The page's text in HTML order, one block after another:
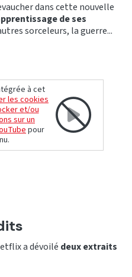
dans cette nouvelle
de ses
sorceleurs, la guerre...
à cet
les cookies
et/ou
sur un
pour
a dévoilé deux extraits